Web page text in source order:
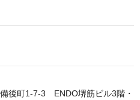
後町1-7-3　ENDO堺筋ビル3階・